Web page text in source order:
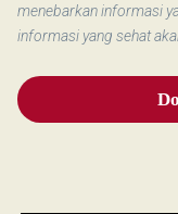
menebarkan informasi
informasi yang sehat